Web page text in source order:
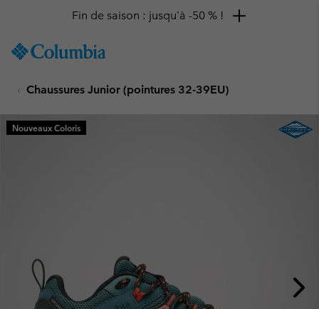
TO
SKIP
MAIN
NAV
Fin de saison : jusqu'à -50 % !
Chaussures Junior (pointures 32-39EU)
Nouveaux Coloris